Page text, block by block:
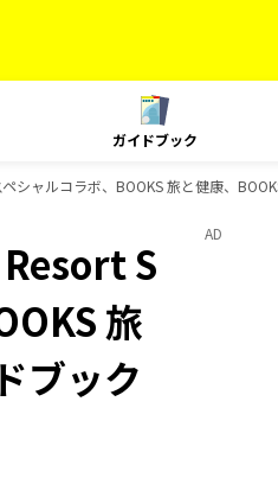
ガイドブック
ャルコラボ、BOOKS 旅と健康、
S
旅
ブック
AD